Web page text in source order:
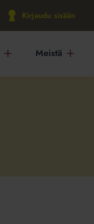
Kirjaudu sisään
Meistä